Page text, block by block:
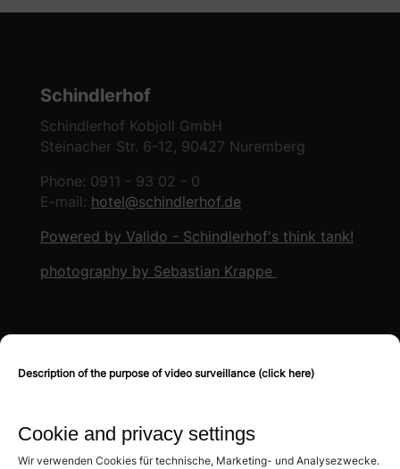
Description of the purpose of video surveillance (click here)
Cookie and privacy settings
Wir verwenden Cookies für technische, Marketing- und Analysezwecke.
Schindlerhof
Schindlerhof Kobjoll GmbH
Steinacher Str. 6-12, 90427 Nuremberg
Phone: 0911 - 93 02 - 0
E-mail: hotel@schindlerhof.de
Powered by Valido - Schindlerhof's think tank!
photography by Sebastian Krappe
Montag bis Samstag: 12 -14 Uhr und 18:00 – 00:00
Sonntag: 12:00 – 20:30 (durchgehende Küche)
Feiertage: 12:00 – 15:00 und 18.00 – 0.00 Uhr